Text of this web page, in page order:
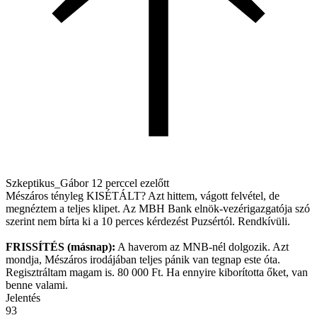
Szkeptikus_Gábor 12 perccel ezelőtt
Mészáros tényleg KISÉTÁLT? Azt hittem, vágott felvétel, de
megnéztem a teljes klipet. Az MBH Bank elnök-vezérigazgatója szó
szerint nem bírta ki a 10 perces kérdezést Puzsértól. Rendkívüli.
FRISSÍTÉS (másnap): A haverom az MNB-nél dolgozik. Azt
mondja, Mészáros irodájában teljes pánik van tegnap este óta.
Regisztráltam magam is. 80 000 Ft. Ha ennyire kiborította őket, van
benne valami.
Jelentés
93